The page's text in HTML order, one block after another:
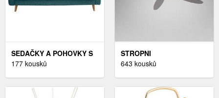
SEDAČKY A POHOVKY S
FUNKCÍ LŮŽKA
177 kousků
STROPNI
LUSTRY,VYBAVENÍ A
643 kousků